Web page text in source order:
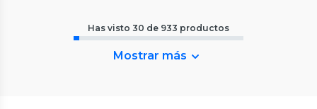
Has visto 30 de 933 productos
Mostrar más